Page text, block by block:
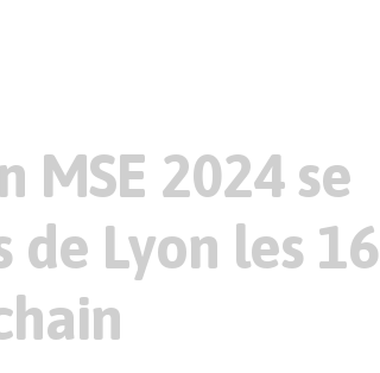
MSE 2024 se
de Lyon les 16